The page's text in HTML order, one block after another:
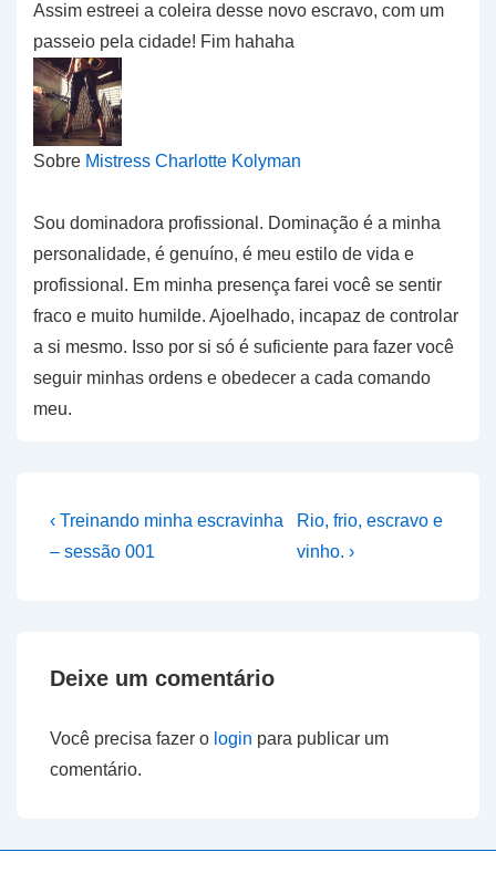
Assim estreei a coleira desse novo escravo, com um
passeio pela cidade! Fim hahaha
Sobre Mistress Charlotte Kolyman
Sou dominadora profissional. Dominação é a minha
personalidade, é genuíno, é meu estilo de vida e
profissional. Em minha presença farei você se sentir
fraco e muito humilde. Ajoelhado, incapaz de controlar
a si mesmo. Isso por si só é suficiente para fazer você
seguir minhas ordens e obedecer a cada comando
meu.
Navegação
de
Previous
Post
‹ Treinando minha escravinha
– sessão 001
Next
Post
Rio, frio, escravo e
vinho. ›
Deixe um comentário
Você precisa fazer o login para publicar um
comentário.